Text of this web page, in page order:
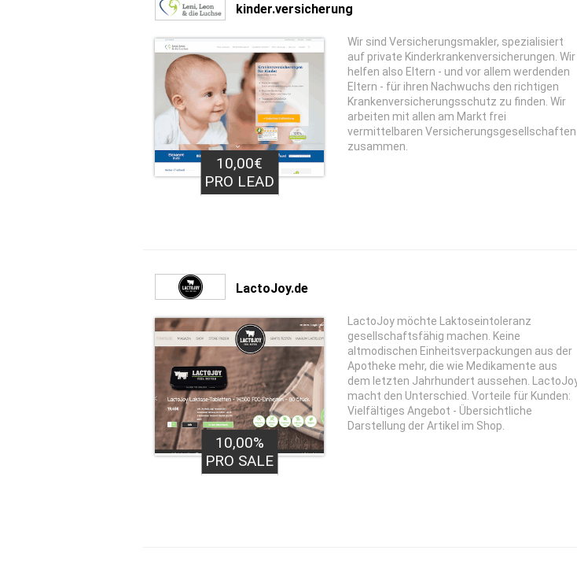
kinder.versicherung
10,00€
PRO LEAD
Wir sind Versicherungsmakler, spezialisiert
auf private Kinderkrankenversicherungen. Wir
helfen also Eltern - und vor allem werdenden
Eltern - für ihren Nachwuchs den richtigen
Krankenversicherungsschutz zu finden. Wir
arbeiten mit allen am Markt frei
vermittelbaren Versicherungsgesellschaften
zusammen.
LactoJoy.de
10,00%
PRO SALE
LactoJoy möchte Laktoseintoleranz
gesellschaftsfähig machen. Keine
altmodischen Einheitsverpackungen aus der
Apotheke mehr, die wie Medikamente aus
dem letzten Jahrhundert aussehen.
macht den Unterschied. Vorteile für Kunden:
Vielfältiges Angebot - Übersichtliche
Darstellung der Artikel im Shop.